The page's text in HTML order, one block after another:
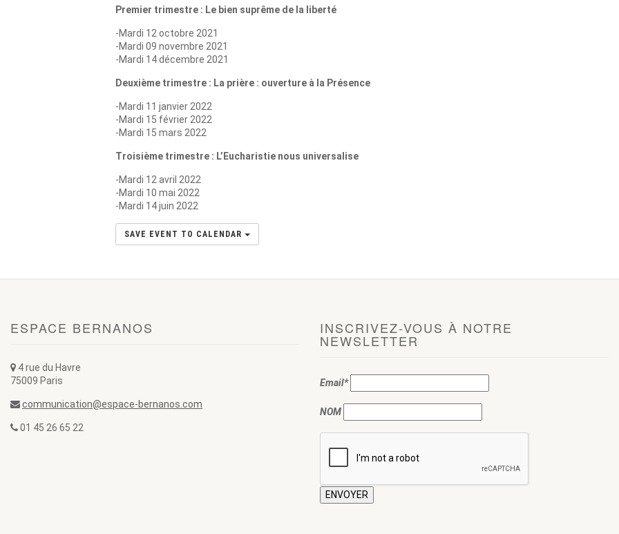
Premier trimestre : Le bien suprême de la liberté
-Mardi 12 octobre 2021
-Mardi 09 novembre 2021
-Mardi 14 décembre 2021
Deuxième trimestre : La prière : ouverture à la Présence
-Mardi 11 janvier 2022
-Mardi 15 février 2022
-Mardi 15 mars 2022
Troisième trimestre : L’Eucharistie nous universalise
-Mardi 12 avril 2022
-Mardi 10 mai 2022
-Mardi 14 juin 2022
SAVE EVENT TO CALENDAR
ESPACE BERNANOS
4 rue du Havre
75009 Paris
communication@espace-bernanos.com
01 45 26 65 22
INSCRIVEZ-VOUS À NOTRE
NEWSLETTER
Email*
NOM